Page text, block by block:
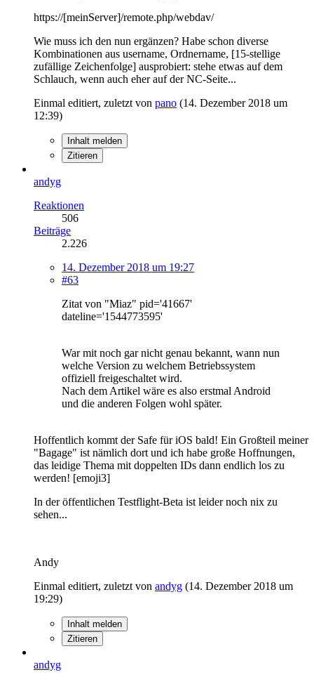
https://[meinServer]/remote.php/webdav/
Wie muss ich den nun ergänzen? Habe schon diverse
Kombinationen aus username, Ordnername, [15-stellige
zufällige Zeichenfolge] ausprobiert: stehe etwas auf dem
Schlauch, wenn auch eher auf der NC-Seite...
Einmal editiert, zuletzt von pano (14. Dezember 2018 um
12:39)
Inhalt melden
Zitieren
andyg
Reaktionen
506
Beiträge
2.226
14. Dezember 2018 um 19:27
#63
Zitat von "Miaz" pid='41667'
dateline='1544773595'
War mit noch gar nicht genau bekannt, wann nun
welche Version zu welchem Betriebssystem
offiziell freigeschaltet wird.
Nach dem Artikel wäre es also erstmal Android
und die anderen Folgen wohl später.
Hoffentlich kommt der Safe für iOS bald! Ein Großteil meiner
"Bagage" ist nämlich dort und ich habe große Hoffnungen,
das leidige Thema mit doppelten IDs dann endlich los zu
werden! [emoji3]
In der öffentlichen Testflight-Beta ist leider noch nix zu
sehen...
Andy
Einmal editiert, zuletzt von andyg (14. Dezember 2018 um
19:29)
Inhalt melden
Zitieren
andyg